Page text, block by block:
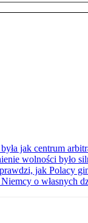
jak centrum
wolności było
jak Polacy
o własnych